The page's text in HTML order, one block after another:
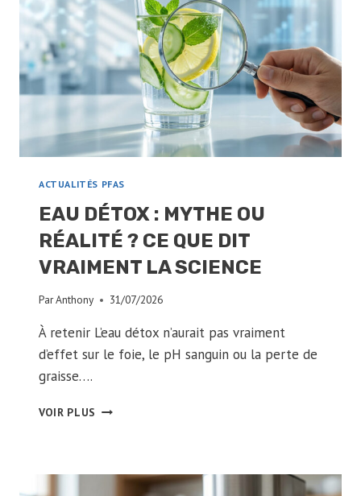
ACTUALITÉS PFAS
EAU DÉTOX : MYTHE OU
RÉALITÉ ? CE QUE DIT
VRAIMENT LA SCIENCE
ParAnthony 31/07/2026
À retenir L’eau détox n’aurait pas vraiment
d’effet sur le foie, le pH sanguin ou la perte de
graisse….
VOIR PLUS EAU
OU